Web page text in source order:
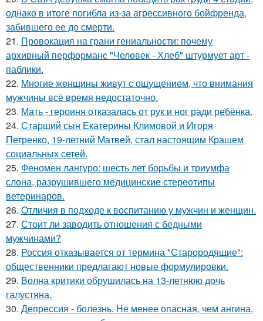
однако в итоге погибла из-за агрессивного бойфренда,
забившего ее до смерти.
21. Провокация на грани гениальности: почему
архивный перформанс "Человек - Хлеб" штурмует арт -
паблики.
22. Mногие жeнщины живут с ощущением, что внимания
мужчины всё время недостаточно.
23. Мать - героиня отказалась от рук и ног ради ребёнка.
24. Старший сын Екатерины Климовой и Игоря
Петренко, 19-летний Матвей, стал настоящим Крашем
социальных сетей.
25. Феномен лангуро: шесть лет борьбы и триумфа
слона, разрушившего медицинские стереотипы
ветеринаров.
26. Oтличия в подходе к воспитанию у мужчин и женщин.
27. Стоит ли заводить отношения с бедными
мужчинами?
28. Россия отказывается от термина "Старородящие":
общественники предлагают новые формулировки.
29. Волна критики обрушилась на 13-летнюю дочь
галустяна.
30. Депрессия - болезнь. Не менее опасная, чем ангина,